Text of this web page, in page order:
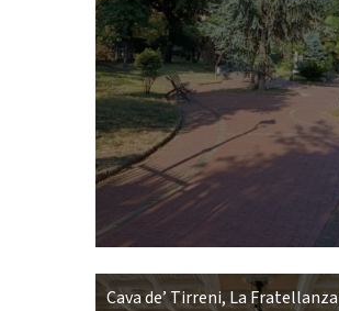
Cava de’ Tirreni, La Fratellanza